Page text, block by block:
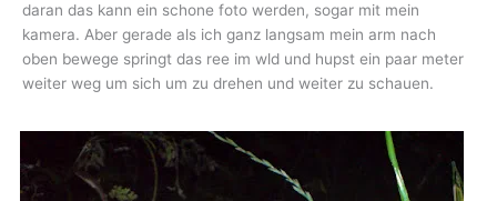
daran das kann ein schone foto werden, sogar mit mein
kamera. Aber gerade als ich ganz langsam mein arm nach
oben bewege springt das ree im wld und hupst ein paar meter
weiter weg um sich um zu drehen und weiter zu schauen.